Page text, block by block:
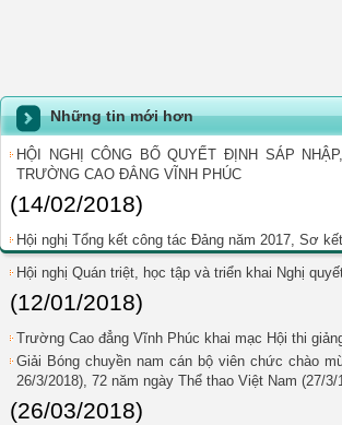
Những tin mới hơn
HỘI NGHỊ CÔNG BỐ QUYẾT ĐỊNH SÁP
TRƯỜNG CAO ĐẲNG VĨNH PHÚC
(14/02/2018)
Hội nghị Tổng kết công tác Đảng năm 2017, Sơ
Hội nghị Quán triệt, học tập và triển khai Nghị
(12/01/2018)
Trường Cao đẳng Vĩnh Phúc khai mạc Hội thi
Giải Bóng chuyền nam cán bộ viên chức chào
26/3/2018), 72 năm ngày Thể thao Việt Nam (27/3/
(26/03/2018)